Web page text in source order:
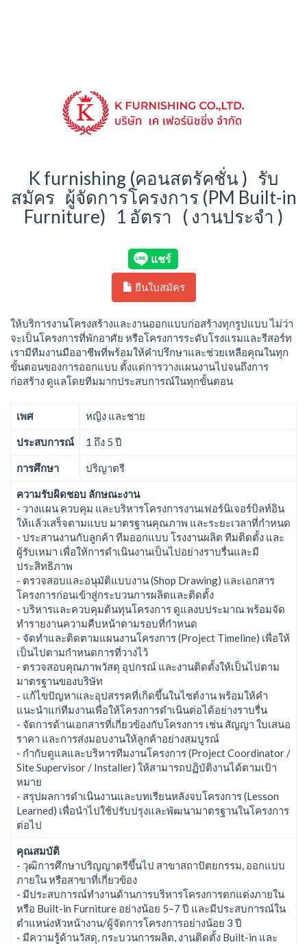
K furnishing (คอนสตรัคชั่น ) รับ
สมัคร ผู้จัดการโครงการ (PM Built-in
Furniture) 1 อัตรา ( งานประจำ )
ยืนใบสมัคร
ให้บริการงานโครงสร้างและงานออกแบบก่อสร้างทุกรูปแบบ ไม่ว่า
จะเป็นโครงการที่พักอาศัย หรือโครงการระดับโรงแรมและรีสอร์ท
เรามีทีมงานมืออาชีพที่พร้อมให้คำปรึกษาและช่วยเหลือคุณในทุก
ขั้นตอนของการออกแบบ ตั้งแต่การวางแผนงานไปจนถึงการ
ก่อสร้าง ดูแลโดยทีมมากประสบการณ์ในทุกขั้นตอน
เพศ หญิง และชาย
ประสบการณ์ 1 ถึง 5 ปี
การศึกษา ปริญาตรี
ความรับผิดชอบ ลักษณะงาน
- วางแผน ควบคุม และบริหารโครงการงานเฟอร์นิเจอร์บิลท์อิน
ให้แล้วเสร็จตามแบบ มาตรฐานคุณภาพ และระยะเวลาที่กำหนด
- ประสานงานกับลูกค้า ทีมออกแบบ โรงงานผลิต ทีมติดตั้ง และ
ผู้รับเหมา เพื่อให้การดำเนินงานเป็นไปอย่างราบรื่นและมี
ประสิทธิภาพ
- ตรวจสอบและอนุมัติแบบงาน (Shop Drawing) และเอกสาร
โครงการก่อนเข้าสู่กระบวนการผลิตและติดตั้ง
- บริหารและควบคุมต้นทุนโครงการ ดูแลงบประมาณ พร้อมจัด
ทำรายงานความคืบหน้าตามรอบที่กำหนด
- จัดทำและติดตามแผนงานโครงการ (Project Timeline) เพื่อให้
เป็นไปตามกำหนดการที่วางไว้
- ตรวจสอบคุณภาพวัสดุ อุปกรณ์ และงานติดตั้งให้เป็นไปตาม
มาตรฐานของบริษัท
- แก้ไขปัญหาและอุปสรรคที่เกิดขึ้นในไซต์งาน พร้อมให้คำ
แนะนำแก่ทีมงานเพื่อให้โครงการดำเนินต่อได้อย่างราบรื่น
- จัดการด้านเอกสารที่เกี่ยวข้องกับโครงการ เช่น สัญญา ใบเสนอ
ราคา และการส่งมอบงานให้ลูกค้าอย่างสมบูรณ์
- กำกับดูแลและบริหารทีมงานโครงการ (Project Coordinator /
Site Supervisor / Installer) ให้สามารถปฏิบัติงานได้ตามเป้า
หมาย
- สรุปผลการดำเนินงานและบทเรียนหลังจบโครงการ (Lesson
Learned) เพื่อนำไปใช้ปรับปรุงและพัฒนามาตรฐานในโครงการ
ต่อไป
คุณสมบัติ
- วุฒิการศึกษาปริญญาตรีขึ้นไป สาขาสถาปัตยกรรม, ออกแบบ
ภายใน หรือสาขาที่เกี่ยวข้อง
- มีประสบการณ์ทำงานด้านการบริหารโครงการตกแต่งภายใน
หรือ Built-in Furniture อย่างน้อย 5–7 ปี และมีประสบการณ์ใน
ตำแหน่งหัวหน้างาน/ผู้จัดการโครงการอย่างน้อย 3 ปี
- มีความรู้ด้านวัสดุ, กระบวนการผลิต, งานติดตั้ง Built-in และ